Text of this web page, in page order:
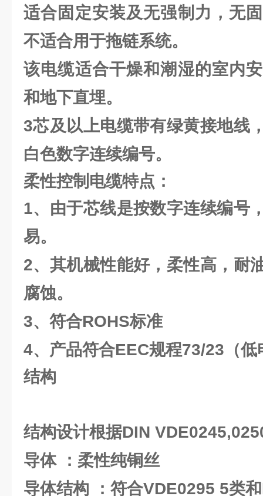
适合固定安装及无强制力，无
不适合用于拖链系统。
该电缆适合干燥和潮湿的室内
和地下直埋。
3芯及以上电缆带有绿黄接地线
白色数字连续编号。
柔性控制电缆特点：
1、由于芯线是按数字连续编号
易。
2、其机械性能好，柔性高，耐
腐蚀。
3、符合ROHS标准
4、产品符合EEC规程73/23（
结构
结构设计根据DIN
导体 ：柔性纯铜丝
导体结构 ：符合VDE0295 5类